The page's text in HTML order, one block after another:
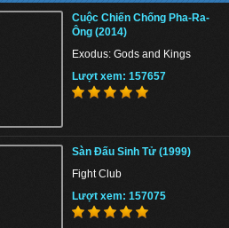
Cuộc Chiến Chống Pha-Ra-
Ông (2014)
Exodus: Gods and Kings
Lượt xem: 157657
Sàn Đấu Sinh Tử (1999)
Fight Club
Lượt xem: 157075